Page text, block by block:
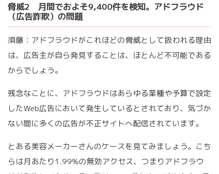
脅威2 月間でおよそ9,400件を検知。アドフラウド
（広告詐欺）の問題
須藤：アドフラウドがこれほどの脅威として扱われる理由
は、広告主が自ら発見することは、ほとんど不可能である
からでしょう。
残念なことに、アドフラウドはあらゆる業種や予算で設定
したWeb広告において発生しているとされており、気づか
ない間に多くの広告が不正サイトへ配信されています。
とある美容メーカーさんのケースを見てみましょう。こち
らは月あたり1.99%の無効アクセス、つまりアドフラウ